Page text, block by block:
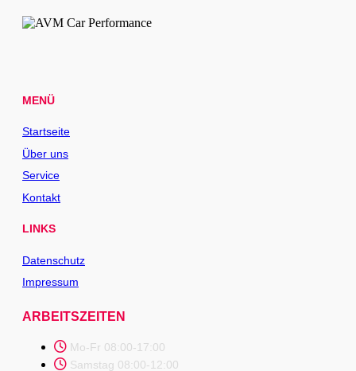
MENÜ
Startseite
Über uns
Service
Kontakt
LINKS
Datenschutz
Impressum
ARBEITSZEITEN
Mo-Fr 08:00-17:00
Samstag 08:00-12:00